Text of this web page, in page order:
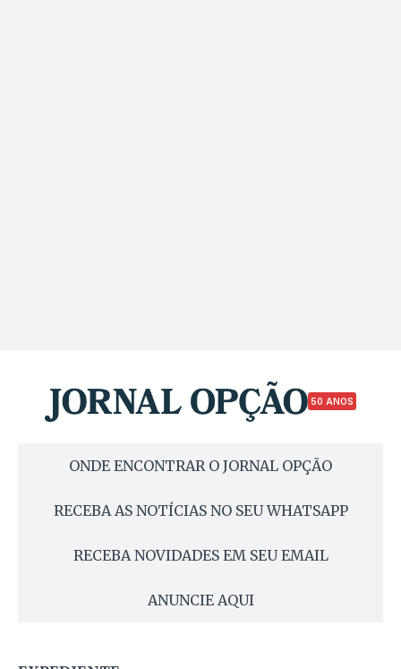
50 ANOS
ONDE ENCONTRAR O JORNAL OPÇÃO
RECEBA AS NOTÍCIAS NO SEU WHATSAPP
RECEBA NOVIDADES EM SEU EMAIL
ANUNCIE AQUI